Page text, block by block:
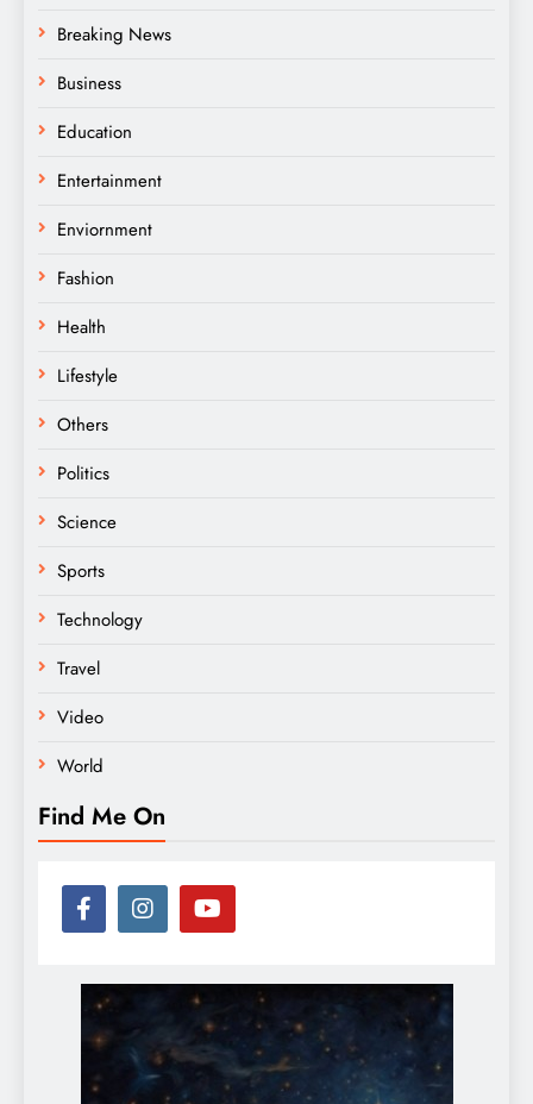
Breaking News
Business
Education
Entertainment
Enviornment
Fashion
Health
Lifestyle
Others
Politics
Science
Sports
Technology
Travel
Video
World
Find Me On